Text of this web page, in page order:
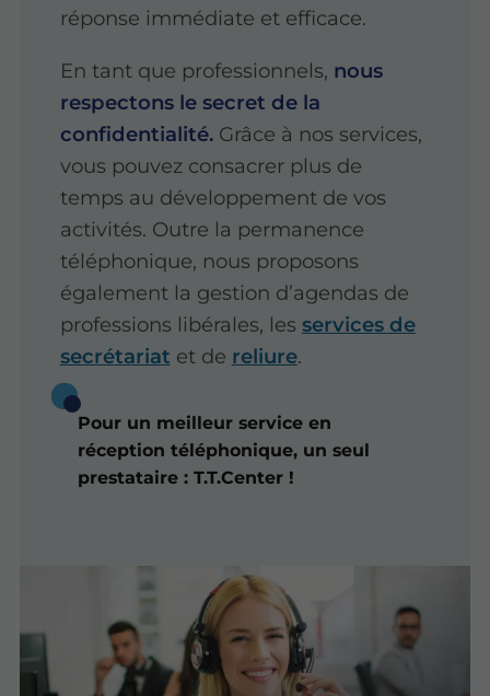
réponse immédiate et efficace.
En tant que professionnels, nous
respectons le secret de la
confidentialité. Grâce à nos services,
vous pouvez consacrer plus de
temps au développement de vos
activités. Outre la permanence
téléphonique, nous proposons
également la gestion d’agendas de
professions libérales, les services de
secrétariat et de reliure.
Pour un meilleur service en
réception téléphonique, un seul
prestataire : T.T.Center !